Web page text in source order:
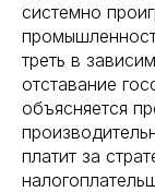
системно
треть в
отставание
объясняется
платит за